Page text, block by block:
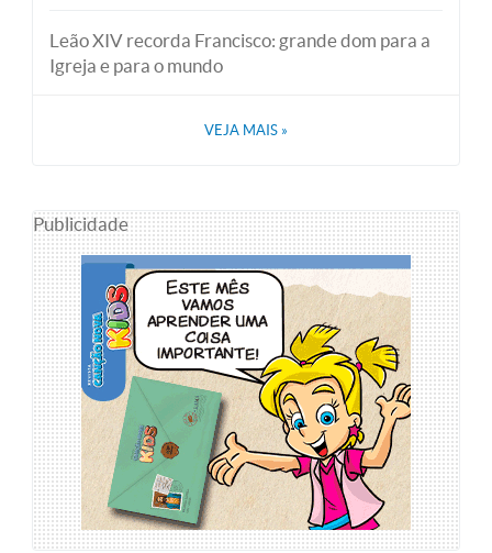
Leão XIV recorda Francisco: grande dom para a
Igreja e para o mundo
VEJA MAIS »
Publicidade